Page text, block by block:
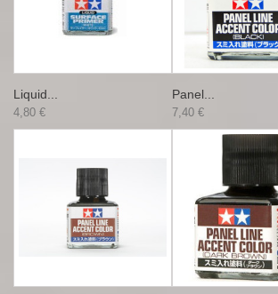
Liquid...
4,80 €
Panel...
7,40 €